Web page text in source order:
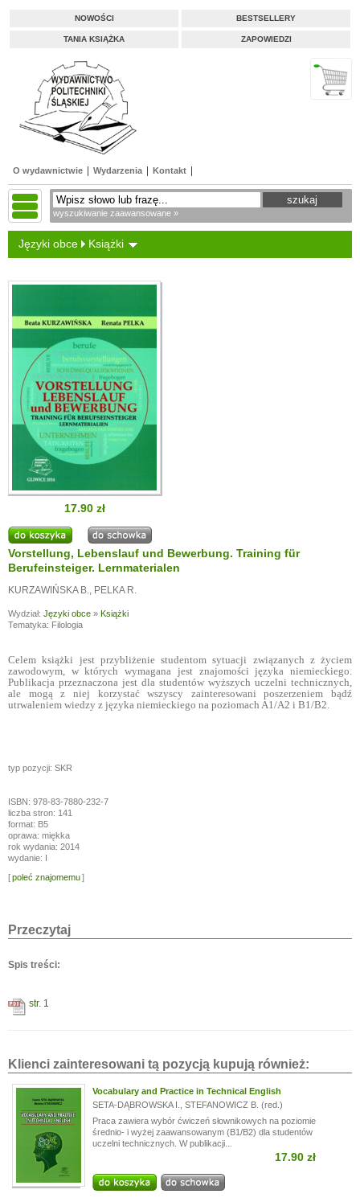
NOWOŚCI BESTSELLERY
TANIA KSIĄŻKA ZAPOWIEDZI
O wydawnictwie Wydarzenia Kontakt
wyszukiwanie zaawansowane »
Języki obce Książki
17.90 zł
Vorstellung, Lebenslauf und Bewerbung. Training für
Berufeinsteiger. Lernmaterialen
KURZAWIŃSKA B., PELKA R.
Wydział: Języki obce » Książki
Tematyka: Filologia
Celem książki jest przybliżenie studentom sytuacji związanych z życiem
zawodowym, w których wymagana jest znajomości języka niemieckiego.
Publikacja przeznaczona jest dla studentów wyższych uczelni technicznych,
ale mogą z niej korzystać wszyscy zainteresowani poszerzeniem bądź
utrwaleniem wiedzy z języka niemieckiego na poziomach A1/A2 i B1/B2.
typ pozycji: SKR
ISBN: 978-83-7880-232-7
liczba stron: 141
format: B5
oprawa: miękka
rok wydania: 2014
wydanie: I
[poleć znajomemu]
Przeczytaj
Spis treści:
str. 1
Klienci zainteresowani tą pozycją kupują również:
Vocabulary and Practice in Technical English
SETA-DĄBROWSKA I.
STEFANOWICZ B. (red.)
Praca zawiera wybór ćwiczeń słownikowych na poziomie
średnio- i wyżej zaawansowanym (B1/B2) dla studentów
uczelni technicznych. W publikacji...
17.90 zł